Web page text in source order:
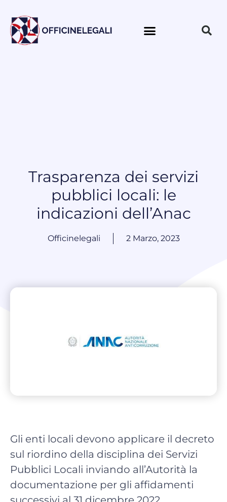
Trasparenza dei servizi
pubblici locali: le
indicazioni dell’Anac
Officinelegali 2 Marzo, 2023
Gli enti locali devono applicare il decreto
sul riordino della disciplina dei Servizi
Pubblici Locali inviando all’Autorità la
documentazione per gli affidamenti